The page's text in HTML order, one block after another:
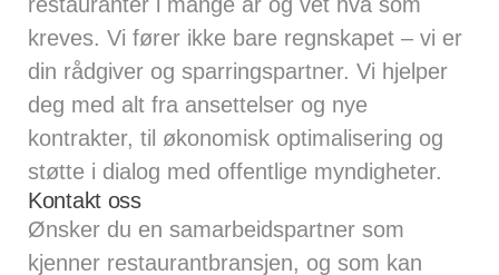
kreves. Vi fører ikke bare regnskapet – vi er
din rådgiver og sparringspartner. Vi hjelper
deg med alt fra ansettelser og nye
kontrakter, til økonomisk optimalisering og
støtte i dialog med offentlige myndigheter.
Kontakt oss
Ønsker du en samarbeidspartner som
kjenner restaurantbransjen, og som kan